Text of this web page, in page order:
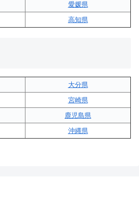
愛媛県
高知県
大分県
宮崎県
鹿児島県
沖縄県